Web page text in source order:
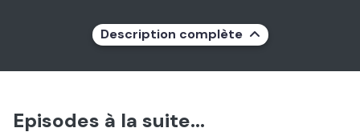
Description complète
Episodes à la suite...